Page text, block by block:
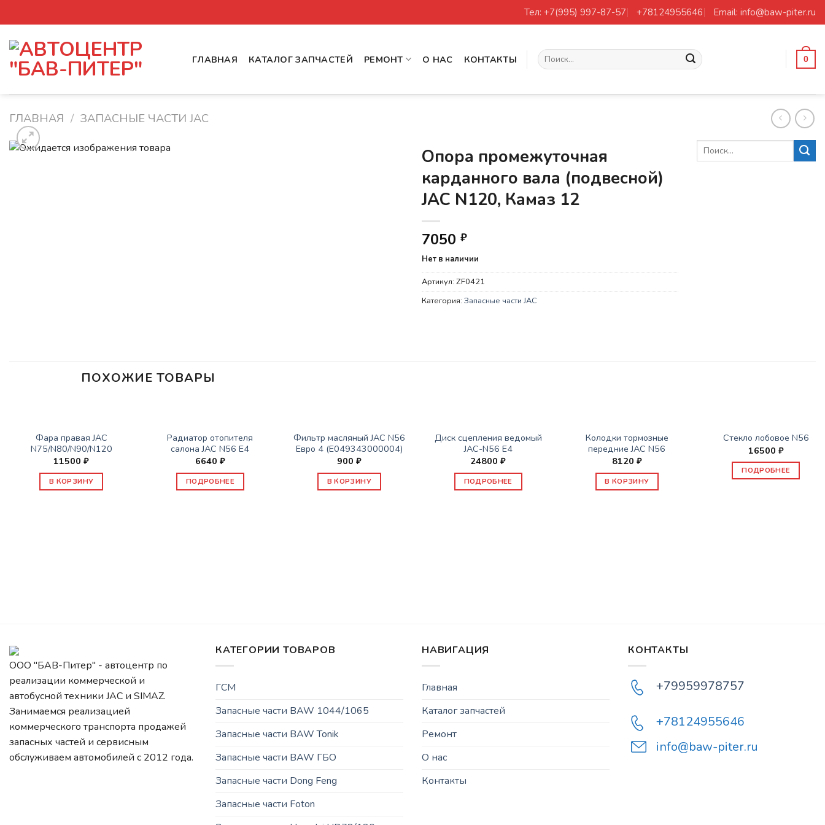
to
content
Тел: +7(995) 997-87-57 +78124955646 Email: info@baw-piter.ru
ГЛАВНАЯ КАТАЛОГ ЗАПЧАСТЕЙ РЕМОНТ О НАС КОНТАКТЫ Искать: 0
ГЛАВНАЯ / ЗАПАСНЫЕ ЧАСТИ JAC
Опора промежуточная
карданного вала (подвесной)
JAC N120, Камаз 12
7050 ₽
Нет в наличии
Артикул: ZF0421
Категория: Запасные части JAC
ПОХОЖИЕ ТОВАРЫ
Фара правая JAC
N75/N80/N90/N120
11500₽
В КОРЗИНУ
Радиатор отопителя
салона JAC N56 E4
6640 ₽
ПОДРОБНЕЕ
Фильтр масляный JAC N56
Евро 4 (E049343000004)
900 ₽
В КОРЗИНУ
Диск сцепления ведомый
JAC-N56 E4
24800₽
ПОДРОБНЕЕ
Колодки тормозные
передние JAC N56
8120 ₽
В КОРЗИНУ
Стекло лобовое N56
16500 ₽
ПОДРОБНЕЕ
ООО "БАВ-Питер" - автоцентр по
реализации коммерческой и
автобусной техники JAC и SIMAZ.
Занимаемся реализацией
коммерческого транспорта продажей
запасных частей и сервисным
обслуживаем автомобилей c 2012 года.
КАТЕГОРИИ ТОВАРОВ
ГСМ
Запасные части BAW 1044/1065
Запасные части BAW Tonik
Запасные части BAW ГБО
Запасные части Dong Feng
Запасные части Foton
НАВИГАЦИЯ
Главная
Каталог запчастей
Ремонт
О нас
Контакты
КОНТАКТЫ
+79959978757
+78124955646
info@baw-piter.ru